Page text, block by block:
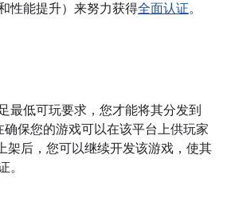
性能提升）来努力获得全面认证。
最低可玩要求，您才能将其分发到
确保您的游戏可以在该平台上供玩家
架后，您可以继续开发该游戏，使其
。